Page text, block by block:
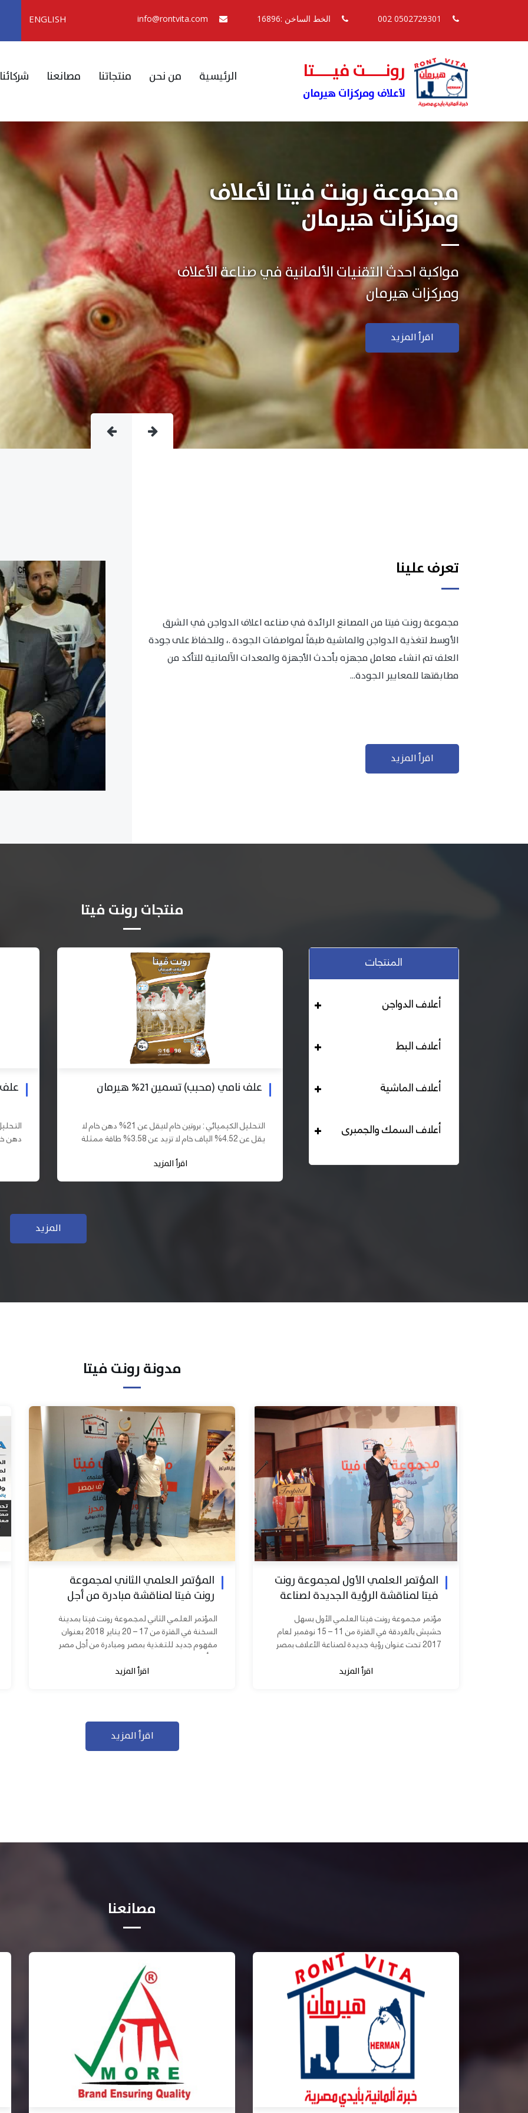
الخط الساخن :16896 ENGLISH
رونــــت فيــــتا
لأعلاف ومركزات هيرمان
الرئيسية من نحن منتجاتنا مصانعنا شركائنا
مجموعة رونت فيتا لأعلاف
ومركزات هيرمان
نستخدم التكنولوجيا الألمانية المتقدمة فى صناعة
منتجاتنا بجودة ودقة عالية
اقرأ المزيد
تعرف علينا
مجموعة رونت فيتا من المصانع الرائدة في صناعه اعلاف الدواجن في الشرق
الأوسط لتغذية الدواجن والماشية طبقاً لمواصفات الجودة .، وللحفاظ على جودة
العلف تم انشاء معامل مجهزه بأحدث الأجهزة والمعدات الآلمانية للتأكد من
مطابقتها للمعايير الجودة...
اقرأ المزيد
منتجات رونت فيتا
المنتجات
أعلاف الدواجن
أعلاف البط
أعلاف الماشية
أعلاف السمك والجمبرى
علف علف بادي نامي تسمين 19% هيرمان
التحليل الكيميائي : بروتين خام لايقل عن 19% دهن خام لا
يقل عن 10% الياف خام لا تزيد عن 3.70% طاقة ممثلة لا
اقرأ المزيد
علف دواجن بياض محبب 16% هيرمان
التحليل الكيميائي : بروتين خام لايقل عن 16% دهن خام لا
يقل عن 2,84% الياف خام لا تزيد عن 2.24% طاقة ممثلة
اقرأ المزيد
المزيد
مدونة رونت فيتا
المؤتمر العلمي الأول لمجموعة رونت
فيتا لمناقشة الرؤية الجديدة لصناعة
الأعلاف بمصر
مؤتمر مجموعة رونت فيتا العلمي الأول بسهل
حشيش بالغردقة في الفترة من 11 – 15 نوفمبر لعام
2017 تحت عنوان رؤية جديدة لصناعة الأعلاف بمصر
اقرأ المزيد
المؤتمر العلمي الثاني لمجموعة
رونت فيتا لمناقشة مبادرة من أجل
مصر ابدأ مشروعك
المؤتمر العلمي الثاني لمجموعة رونت فيتا بمدينة
السخنة في الفترة من 17 – 20 يناير 2018 بعنوان
مفهوم جديد للتغذية بمصر ومبادرة من أجل مصر
ابدأ مشروعك بحضور عدد كبير من...
اقرأ المزيد
اقرأ المزيد
مصانعنا